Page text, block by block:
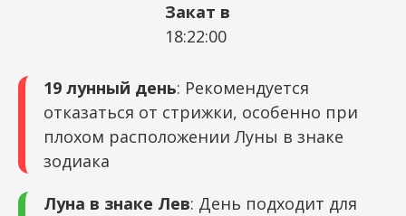
Закат в
18:22:00
19 лунный день: Рекомендуется
отказаться от стрижки, особенно при
плохом расположении Луны в знаке
зодиака
Луна в знаке Лев: День подходит для